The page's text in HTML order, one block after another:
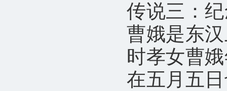
传说三：
曹娥是东
时孝女曹
在五月五